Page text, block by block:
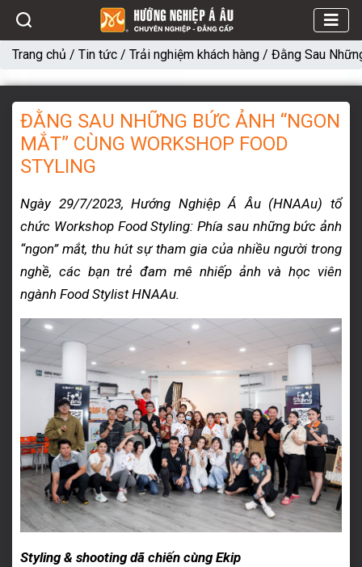
Trang chủ / Tin tức / Trải nghiệm khách hàng / Đằng Sau
ĐẰNG SAU NHỮNG BỨC ẢNH “NGON
MẮT” CÙNG WORKSHOP FOOD
STYLING
Ngày 29/7/2023, Hướng Nghiệp Á Âu (HNAAu) tổ
chức Workshop Food Styling: Phía sau những bức ảnh
“ngon” mắt, thu hút sự tham gia của nhiều người trong
nghề, các bạn trẻ đam mê nhiếp ảnh và học viên
ngành Food Stylist HNAAu.
Styling & shooting dã chiến cùng Ekip